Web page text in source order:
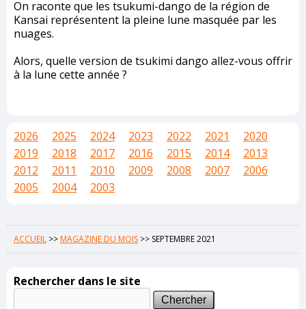
On raconte que les tsukumi-dango de la région de
Kansai représentent la pleine lune masquée par les
nuages.
Alors, quelle version de tsukimi dango allez-vous offrir
à la lune cette année ?
2026 2025 2024 2023 2022 2021
2020
2019
2018 2017 2016 2015 2014
2013
2012
2011 2010 2009 2008 2007
2006
2005
2004 2003
ACCUEIL >>MAGAZINE DU MOIS >> SEPTEMBRE 2021
Rechercher dans le site